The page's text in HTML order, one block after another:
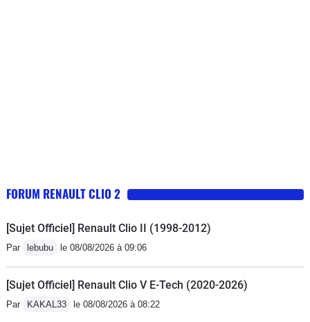
FORUM RENAULT CLIO 2
[Sujet Officiel] Renault Clio II (1998-2012)
Par lebubu le 08/08/2026 à 09:06
[Sujet Officiel] Renault Clio V E-Tech (2020-2026)
Par KAKAL33 le 08/08/2026 à 08:22